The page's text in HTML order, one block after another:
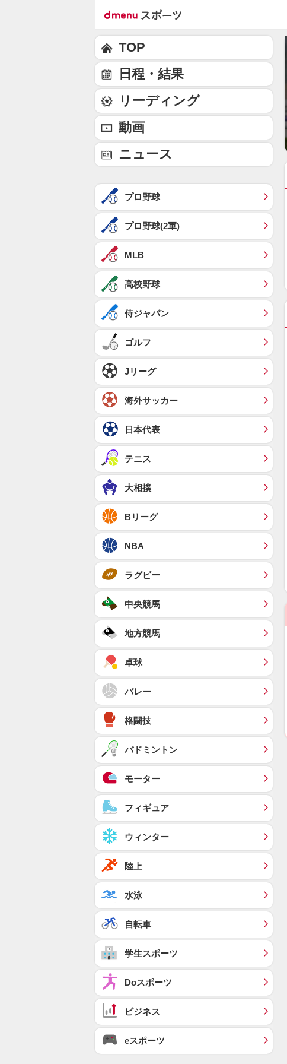
TOP
日程・結果
リーディング
動画
ニュース
プロ野球
プロ野球(2軍)
MLB
高校野球
侍ジャパン
ゴルフ
Jリーグ
海外サッカー
日本代表
テニス
大相撲
Bリーグ
NBA
ラグビー
中央競馬
地方競馬
卓球
バレー
格闘技
バドミントン
モーター
フィギュア
ウィンター
陸上
水泳
自転車
学生スポーツ
Doスポーツ
ビジネス
eスポーツ